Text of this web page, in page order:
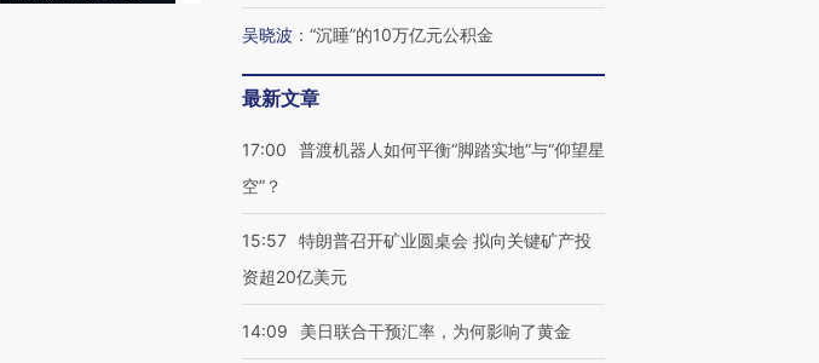
吴晓波 ： “沉睡”的10万亿元公积金
最新文章
17:00
普渡机器人如何平衡“脚踏实地”与“仰望星
空”？
15:57 特朗普召开矿业圆桌会 拟向关键矿产投
资超20亿美元
14:09 美日联合干预汇率，为何影响了黄金